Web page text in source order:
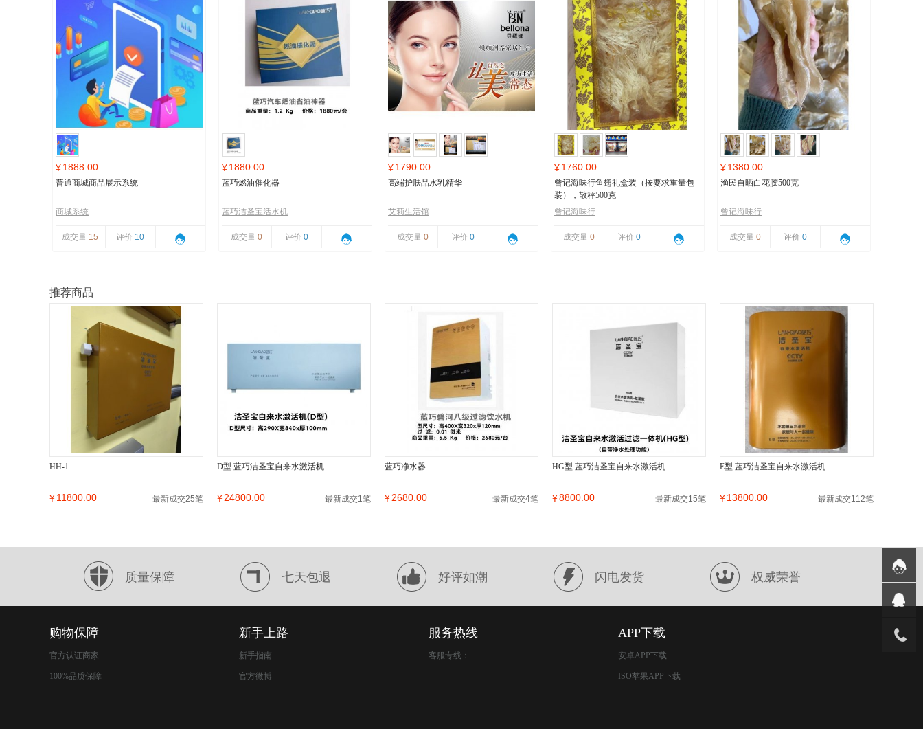
¥1888.00
普通商城商品展示系统
商城系统
成交量 15 评价 10
¥1880.00
蓝巧燃油催化器
蓝巧洁圣宝活水机
成交量 0 评价 0
¥1790.00
高端护肤品水乳精华
艾莉生活馆
成交量 0 评价 0
¥1760.00
曾记海味行鱼翅礼盒装（按要求重量包
装），散秤500克
曾记海味行
成交量 0 评价 0
¥1380.00
渔民自晒白花胶500克
曾记海味行
成交量 0 评价 0
推荐商品
HH-1
¥11800.00 最新成交25笔
D型 蓝巧洁圣宝自来水激活机
¥24800.00 最新成交1笔
蓝巧净水器
¥2680.00 最新成交4笔
HG型 蓝巧洁圣宝自来水激活机
¥8800.00 最新成交15笔
E型 蓝巧洁圣宝自来水激活机
¥13800.00 最新成交112笔
质量保障 七天包退 好评如潮 闪电发货 权威荣誉
购物保障
官方认证商家
100%品质保障
新手上路
新手指南
官方微博
服务热线
客服专线：
APP下载
安卓APP下载
ISO苹果APP下载